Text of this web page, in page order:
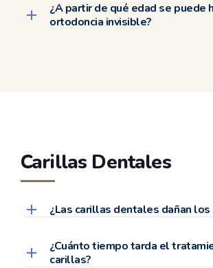
¿A partir de qué edad se puede
ortodoncia invisible?
Carillas Dentales
¿Las carillas dentales dañan
¿Cuánto tiempo tarda el
carillas?